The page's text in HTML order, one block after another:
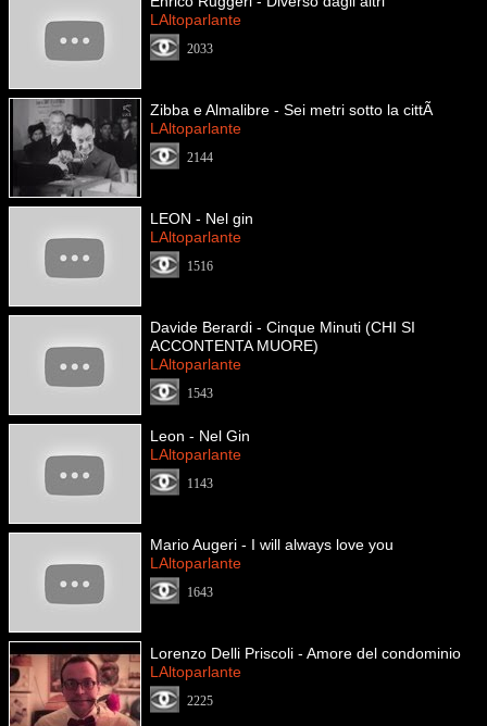
LAltoparlante
2033
Zibba e Almalibre - Sei metri sotto la cittÃ
LAltoparlante
2144
LEON - Nel gin
LAltoparlante
1516
Davide Berardi - Cinque Minuti (CHI SI
ACCONTENTA MUORE)
LAltoparlante
1543
Leon - Nel Gin
LAltoparlante
1143
Mario Augeri - I will always love you
LAltoparlante
1643
Lorenzo Delli Priscoli - Amore del condominio
LAltoparlante
2225